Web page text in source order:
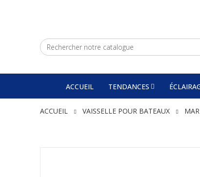
ACCUEIL TENDANCES
ACCUEIL VAISSELLE POUR BATEAUX